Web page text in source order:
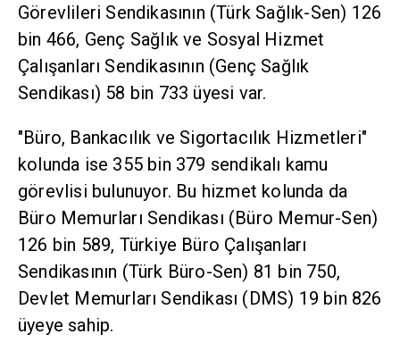
Görevlileri Sendikasının (Türk Sağlık-Sen) 126
bin 466, Genç Sağlık ve Sosyal Hizmet
Çalışanları Sendikasının (Genç Sağlık
Sendikası) 58 bin 733 üyesi var.
"Büro, Bankacılık ve Sigortacılık Hizmetleri"
kolunda ise 355 bin 379 sendikalı kamu
görevlisi bulunuyor. Bu hizmet kolunda da
Büro Memurları Sendikası (Büro Memur-Sen)
126 bin 589, Türkiye Büro Çalışanları
Sendikasının (Türk Büro-Sen) 81 bin 750,
Devlet Memurları Sendikası (DMS) 19 bin 826
üyeye sahip.